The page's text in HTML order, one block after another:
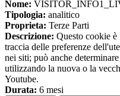
Nome:
Tipologia: analitico
Proprieta: Terze Parti
Descrizione: Questo cookie è
traccia delle preferenze
nei siti; può anche
utilizzando la nuova o la
Youtube.
Durata: 6 mesi